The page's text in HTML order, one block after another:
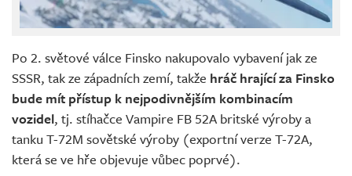
Po 2. světové válce Finsko nakupovalo vybavení jak ze
SSSR, tak ze západních zemí, takže hráč hrající za Finsko
bude mít přístup k nejpodivnějším kombinacím
vozidel, tj. stíhačce Vampire FB 52A britské výroby a
tanku T-72M sovětské výroby (exportní verze T-72A,
která se ve hře objevuje vůbec poprvé).